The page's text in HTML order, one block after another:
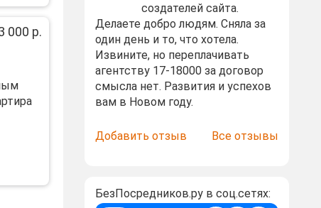
000 р.
создателей сайта.
Делаете добро людям. Сняла за
один день и то, что хотела.
Извините, но переплачивать
агентству 17-18000 за договор
смысла нет. Развития и успехов
вам в Новом году.
Добавить отзыв Все отзывы
БезПосредников.ру в соц.сетях: